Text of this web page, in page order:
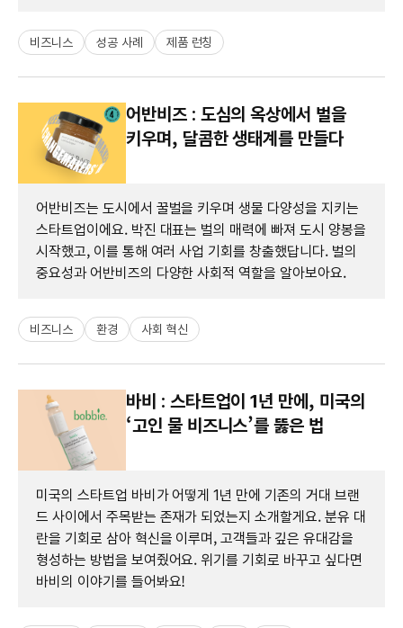
비즈니스 성공 사례 제품 런칭
어반비즈 : 도심의 옥상에서 벌을
키우며, 달콤한 생태계를 만들다
어반비즈는 도시에서 꿀벌을 키우며 생물 다양성을 지키는
스타트업이에요. 박진 대표는 벌의 매력에 빠져 도시 양봉을
시작했고, 이를 통해 여러 사업 기회를 창출했답니다. 벌의
중요성과 어반비즈의 다양한 사회적 역할을 알아보아요.
비즈니스 환경 사회 혁신
바비 : 스타트업이 1년 만에, 미국의
‘고인 물 비즈니스’를 뚫은 법
미국의 스타트업 바비가 어떻게 1년 만에 기존의 거대 브랜
드 사이에서 주목받는 존재가 되었는지 소개할게요. 분유 대
란을 기회로 삼아 혁신을 이루며, 고객들과 깊은 유대감을
형성하는 방법을 보여줬어요. 위기를 기회로 바꾸고 싶다면
바비의 이야기를 들어봐요!